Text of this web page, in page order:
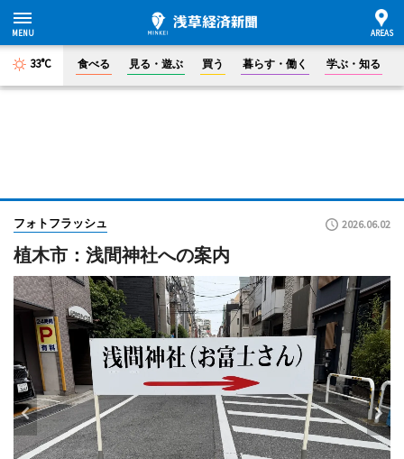
33°C 食べる 見る・遊ぶ 買う 暮らす・働く 学ぶ・知る
フォトフラッシュ 2026.06.02
植木市：浅間神社への案内